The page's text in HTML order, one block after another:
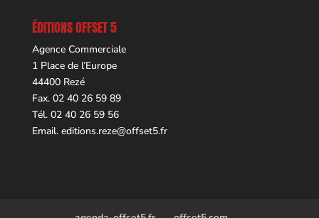
ÉDITIONS OFFSET 5
Agence Commerciale
1 Place de l’Europe
44400 Rezé
Fax. 02 40 26 59 89
Tél. 02 40 26 59 56
Email. editions.reze@offset5.fr